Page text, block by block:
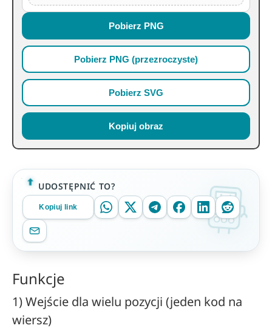
Pobierz PNG
Pobierz PNG (przezroczyste)
Pobierz SVG
Kopiuj obraz
UDOSTĘPNIĆ TO?
Kopiuj link
Funkcje
1) Wejście dla wielu pozycji (jeden kod na
wiersz)